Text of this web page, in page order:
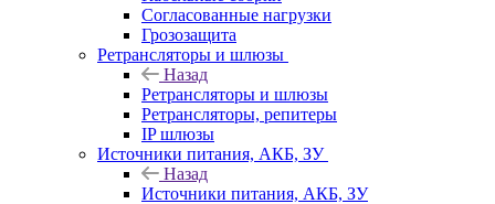
Согласованные нагрузки
Грозозащита
Ретрансляторы и шлюзы
Назад
Ретрансляторы и шлюзы
Ретрансляторы, репитеры
IP шлюзы
Источники питания, АКБ, ЗУ
Назад
Источники питания, АКБ, ЗУ